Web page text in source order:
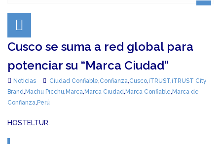
Cusco se suma a red global para
potenciar su “Marca Ciudad”
Noticias Ciudad Confiable,Confianza,Cusco,iTRUST,iTRUST City
Brand, Machu Picchu, Marca, Marca Ciudad, Marca Confiable, Marca de
Confianza, Perú
HOSTELTUR.